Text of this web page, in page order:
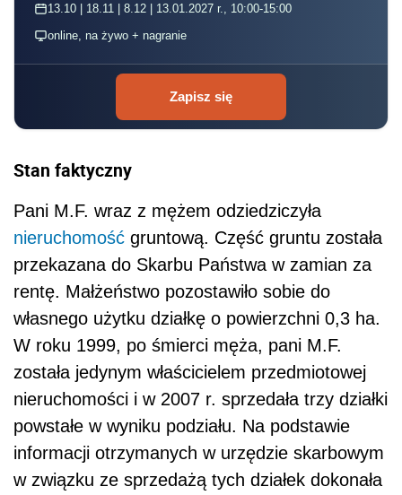
13.10 | 18.11 | 8.12 | 13.01.2027 r., 10:00-15:00
online, na żywo + nagranie
Zapisz się
Stan faktyczny
Pani M.F. wraz z mężem odziedziczyła
nieruchomość gruntową. Część gruntu została
przekazana do Skarbu Państwa w zamian za
rentę. Małżeństwo pozostawiło sobie do
własnego użytku działkę o powierzchni 0,3 ha.
W roku 1999, po śmierci męża, pani M.F.
została jedynym właścicielem przedmiotowej
nieruchomości i w 2007 r. sprzedała trzy działki
powstałe w wyniku podziału. Na podstawie
informacji otrzymanych w urzędzie skarbowym
w związku ze sprzedażą tych działek dokonała